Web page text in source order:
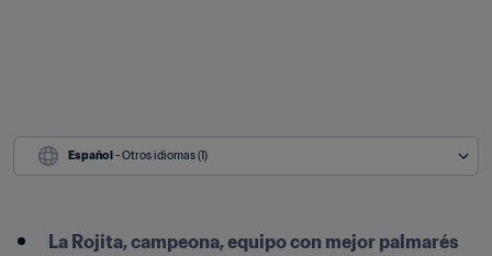
Español - Otros idiomas (1)
La Rojita, campeona, equipo con mejor palmarés